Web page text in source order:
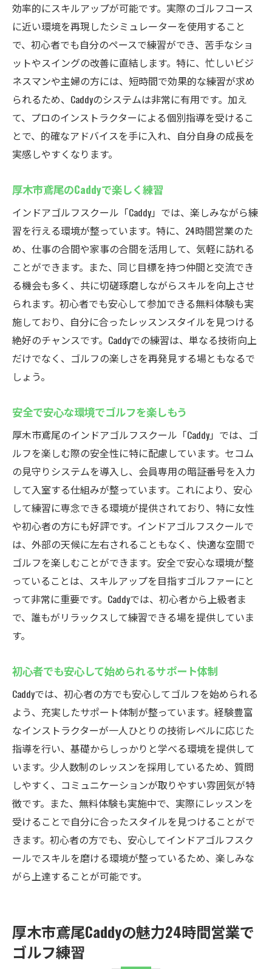
プロのサポートを受けながらの成長
夜間でも集中できる落ち着いた環境
効率的にスイングを改善する方法
厚木市鳶尾でのゴルフライフを充実させよ
う
インドアゴルフスクールCaddyで快適な練習環境
冷暖房完備の快適な練習スペース
Caddyでのゴルフ練習が楽しい理由
設備が充実したシミュレーションゴルフ
厚木市鳶尾での快適なゴルフ体験
初心者から上級者までのニーズに応える環
境
厚木市鳶尾のCaddyプロ級の練習をシミュレーシ
ョンで
プロ仕様のシミュレーション技術を体感
リアルな練習を実現する最新設備
動画解析でスイングを徹底分析
シミュレーションゴルフでの自己改善
ゴルフ初心者も安心Caddyの安全な練習施設
初心者でも入りやすいフレンドリーな雰囲
気
充実したサポート体制で安心して練習
安全が確保された施設での安心感
初めてのゴルフ体験をサポートするCaddy
厚木市鳶尾での安全なゴルフ体験
初心者向けのサービスが充実した練習場
効率的にスキルアップが可能です。実際のゴルフコース
に近い環境を再現したシミュレーターを使用すること
で、初心者でも自分のペースで練習ができ、苦手なショ
ットやスイングの改善に直結します。特に、忙しいビジ
ネスマンや主婦の方には、短時間で効果的な練習が求め
られるため、Caddyのシステムは非常に有用です。加え
て、プロのインストラクターによる個別指導を受けるこ
とで、的確なアドバイスを手に入れ、自分自身の成長を
実感しやすくなります。
厚木市鳶尾のCaddyで楽しく練習
インドアゴルフスクール「Caddy」では、楽しみながら練
習を行える環境が整っています。特に、24時間営業のた
め、仕事の合間や家事の合間を活用して、気軽に訪れる
ことができます。また、同じ目標を持つ仲間と交流でき
る機会も多く、共に切磋琢磨しながらスキルを向上させ
られます。初心者でも安心して参加できる無料体験も実
施しており、自分に合ったレッスンスタイルを見つける
絶好のチャンスです。Caddyでの練習は、単なる技術向上
だけでなく、ゴルフの楽しさを再発見する場ともなるで
しょう。
安全で安心な環境でゴルフを楽しもう
厚木市鳶尾のインドアゴルフスクール「Caddy」では、ゴ
ルフを楽しむ際の安全性に特に配慮しています。セコム
の見守りシステムを導入し、会員専用の暗証番号を入力
して入室する仕組みが整っています。これにより、安心
して練習に専念できる環境が提供されており、特に女性
や初心者の方にも好評です。インドアゴルフスクールで
は、外部の天候に左右されることもなく、快適な空間で
ゴルフを楽しむことができます。安全で安心な環境が整
っていることは、スキルアップを目指すゴルファーにと
って非常に重要です。Caddyでは、初心者から上級者ま
で、誰もがリラックスして練習できる場を提供していま
す。
初心者でも安心して始められるサポート体制
Caddyでは、初心者の方でも安心してゴルフを始められる
よう、充実したサポート体制が整っています。経験豊富
なインストラクターが一人ひとりの技術レベルに応じた
指導を行い、基礎からしっかりと学べる環境を提供して
います。少人数制のレッスンを採用しているため、質問
しやすく、コミュニケーションが取りやすい雰囲気が特
徴です。また、無料体験も実施中で、実際にレッスンを
受けることで自分に合ったスタイルを見つけることがで
きます。初心者の方でも、安心してインドアゴルフスク
ールでスキルを磨ける環境が整っているため、楽しみな
がら上達することが可能です。
厚木市鳶尾Caddyの魅力24時間営業で
ゴルフ練習